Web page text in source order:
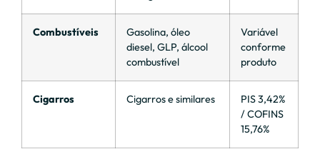
Combustíveis
Gasolina, óleo
diesel, GLP, álcool
combustível
Variável
conforme
produto
Cigarros Cigarros e similares
PIS 3,42%
/ COFINS
15,76%